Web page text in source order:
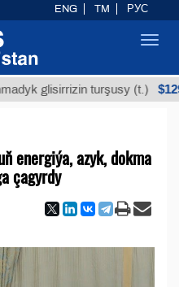
turşusy (t.) $12935,18
energiýa, azyk, dokma
çagyrdy
ENG TM РУС